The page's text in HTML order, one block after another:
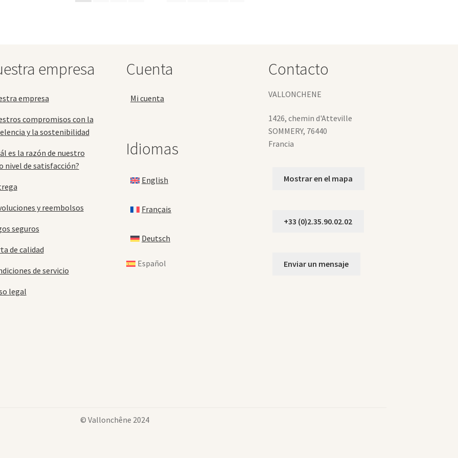
se
de
empresa
empresa
compromisos con la
y la sostenibilidad
es la razón de nuestro
nivel de satisfacción?
y reembolsos
seguros
de calidad
de servicio
legal
Cuenta
Mi cuenta
Idiomas
English
Français
Deutsch
Español
Contacto
VALLONCHENE
1426, chemin d'Atteville
SOMMERY, 76440
Francia
Mostrar en el mapa
+33 (0)2.35.90.02.02
Enviar un mensaje
© Vallonchêne 2024